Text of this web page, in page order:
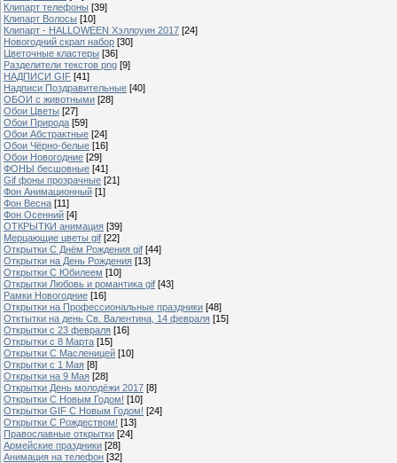
Клипарт телефоны [39]
Клипарт Волосы [10]
Клипарт - HALLOWEEN Хэллоуин 2017 [24]
Новогодний скрап набор [30]
Цветочные кластеры [36]
Разделители текстов png [9]
НАДПИСИ GIF [41]
Надписи Поздравительные [40]
ОБОИ с животными [28]
Обои Цветы [27]
Обои Природа [59]
Обои Абстрактные [24]
Обои Чёрно-белые [16]
Обои Новогодние [29]
ФОНЫ бесшовные [41]
Gif фоны прозрачные [21]
Фон Анимационный [1]
Фон Весна [11]
Фон Осенний [4]
ОТКРЫТКИ анимация [39]
Мерцающие цветы gif [22]
Открытки С Днём Рождения gif [44]
Открытки на День Рождения [13]
Открытки С Юбилеем [10]
Открытки Любовь и романтика gif [43]
Рамки Новогодние [16]
Открытки на Профессиональные праздники [48]
Отктытки на день Св. Валентина, 14 февраля [15]
Открытки с 23 февраля [16]
Открытки с 8 Марта [15]
Открытки С Масленицей [10]
Открытки с 1 Мая [8]
Открытки на 9 Мая [28]
Открытки День молодёжи 2017 [8]
Открытки С Новым Годом! [10]
Открытки GIF С Новым Годом! [24]
Открытки С Рождеством! [13]
Православные открытки [24]
Армейские праздники [28]
Анимация на телефон [32]